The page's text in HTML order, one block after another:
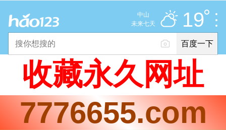
中山
优
未来七天
19
2025年11月10日 19°C / 多云
百度一下
收藏永久网址
7776655.com
体育